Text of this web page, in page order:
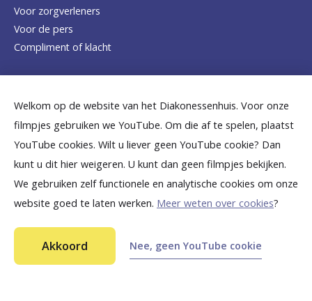
Welkom op de website van het Diakonessenhuis. Voor onze
filmpjes gebruiken we YouTube. Om die af te spelen, plaatst
YouTube cookies. Wilt u liever geen YouTube cookie? Dan
kunt u dit hier weigeren. U kunt dan geen filmpjes bekijken.
We gebruiken zelf functionele en analytische cookies om onze
website goed te laten werken. Meer weten over cookies?
Akkoord Nee, geen YouTube cookie
h
o
p
a
g
e
Voor zorgverleners
Voor de pers
Compliment of klacht
Dicht bij jou
B
e
k
k
B
e
k
j
k
B
e
k
B
e
k
j
B
e
k
j
Aansprakelijkheid
Toegankelijkheid